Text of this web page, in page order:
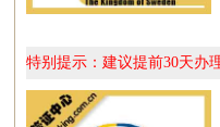
特别提示：建议提前30天办